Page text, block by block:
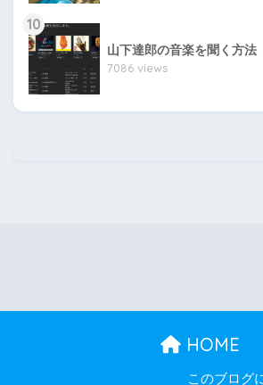
10
山下達郎の音楽を聞く方法
7086 views
HOME
このブログ